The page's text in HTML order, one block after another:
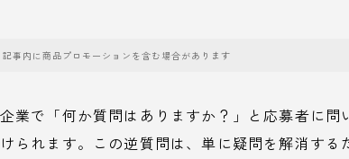
記事内に商品プロモーションを含む場合があります
業で「何か質問はありますか？」と応募者に問
られます。この逆質問は、単に疑問を解消する